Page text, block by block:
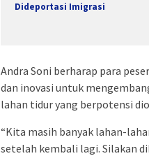
Dideportasi Imigrasi
Andra Soni berharap para
dan inovasi untuk
lahan tidur yang berpotensi
“Kita masih banyak lahan-
setelah kembali lagi. Silakan